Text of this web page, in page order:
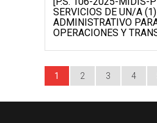
SERVICIOS DE UN/A
ADMINISTRATIVO
OPERACIONES Y
1 2 3 4